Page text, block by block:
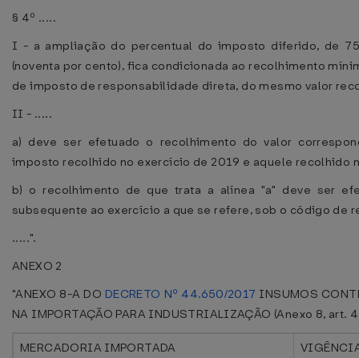
§ 4º .....
I - a ampliação do percentual do imposto diferido, de
(noventa por cento), fica condicionada ao recolhimento
de imposto de responsabilidade direta, do mesmo valor
II - .....
a) deve ser efetuado o recolhimento do valor
imposto recolhido no exercício de 2019 e aquele recolhido
b) o recolhimento de que trata a alínea "a" deve ser
subsequente ao exercício a que se refere, sob o código de
.....".
ANEXO 2
"ANEXO 8-A DO DECRETO Nº 44.650/2017 INSUMOS
NA IMPORTAÇÃO PARA INDUSTRIALIZAÇÃO (Anexo 8, art.
MERCADORIA IMPORTADA